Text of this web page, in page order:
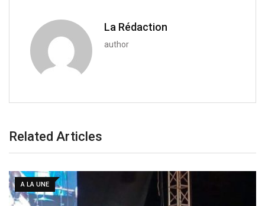
l
La Rédaction
author
Related Articles
A LA UNE